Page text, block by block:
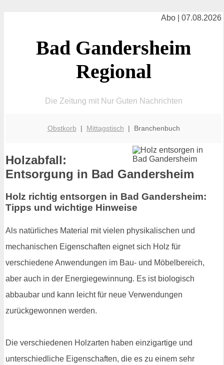
Abo | 07.08.2026
Bad Gandersheim
Regional
Die Zeitung mit Nur Guten Nachrichten
Obstkorb | Mittagstisch | Branchenbuch
Holzabfall:
Entsorgung in Bad Gandersheim
Holz richtig entsorgen in Bad Gandersheim:
Tipps und wichtige Hinweise
Als natürliches Material mit vielen physikalischen und
mechanischen Eigenschaften eignet sich Holz für
verschiedene Anwendungen im Bau- und Möbelbereich,
aber auch in der Energiegewinnung. Es ist biologisch
abbaubar und kann leicht für neue Verwendungen
zurückgewonnen werden.
Die verschiedenen Holzarten haben einzigartige und
unterschiedliche Eigenschaften, die es zu einem sehr